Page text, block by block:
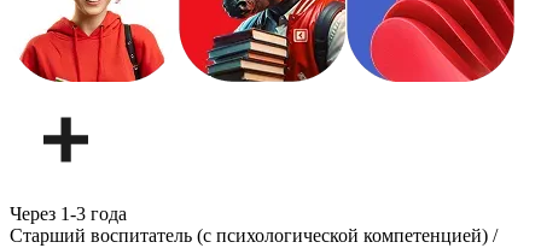
Через 1-3 года
Старший воспитатель (с психологической компетенцией) /